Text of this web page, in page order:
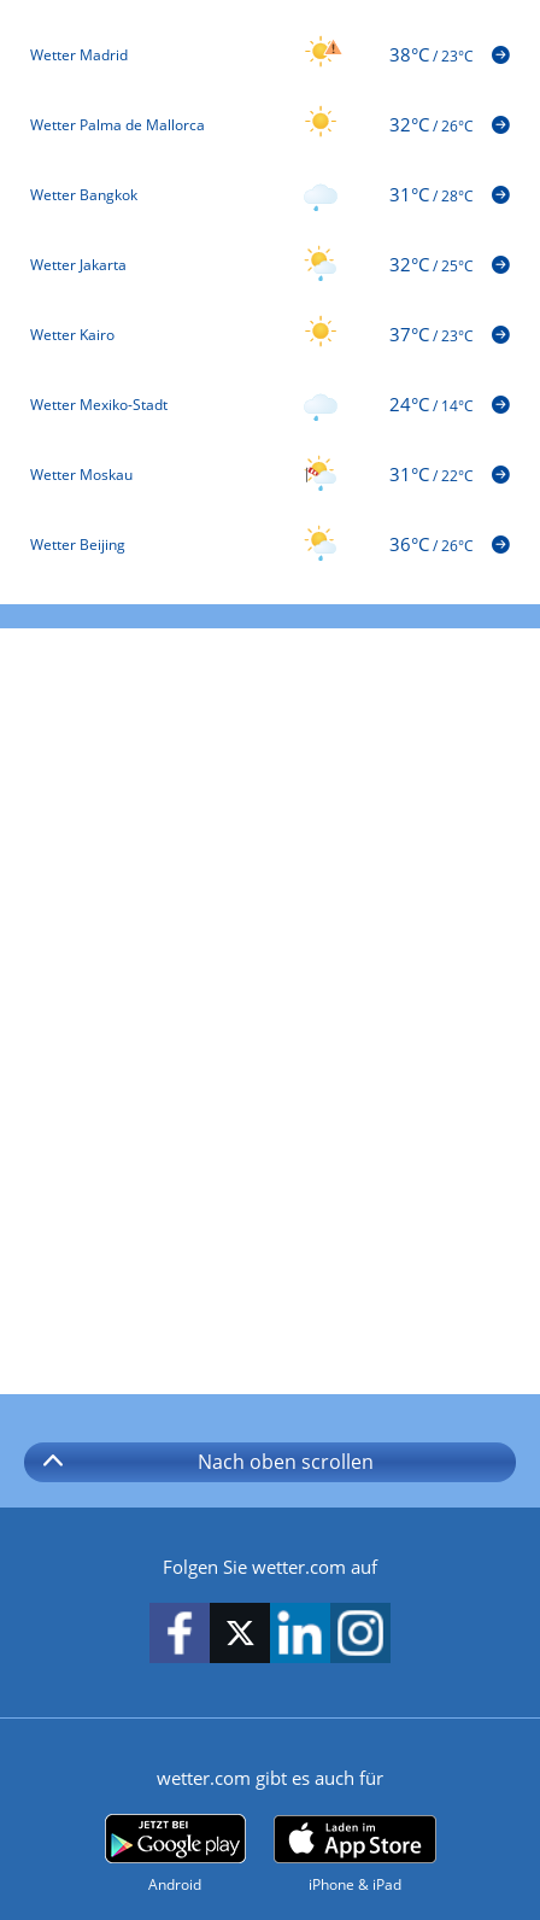
Wetter Madrid 38°C/23°C
Wetter Palma de Mallorca 32°C/26°C
Wetter Bangkok 31°C/28°C
Wetter Jakarta 32°C/25°C
Wetter Kairo 37°C/23°C
Wetter Mexiko-Stadt 24°C/14°C
Wetter Moskau 31°C/22°C
Wetter Beijing 36°C/26°C
Nach oben scrollen
Folgen Sie wetter.com auf
wetter.com gibt es auch für
Android iPhone & iPad